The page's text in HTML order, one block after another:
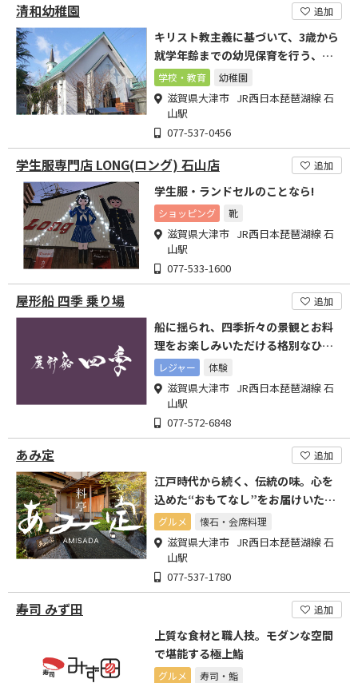
清和幼稚園 追加
キリスト教主義に基づいて、3歳から
就学年齢までの幼児保育を行う、学
校法人聖和学園
学校・教育 幼稚園
滋賀県大津市 JR西日本琵琶湖線 石
山駅
077-537-0456
学生服専門店 LONG(ロング) 石山店 追加
学生服・ランドセルのことなら!
ショッピング 靴
滋賀県大津市 JR西日本琵琶湖線 石
山駅
077-533-1600
屋形船 四季 乗り場 追加
船に揺られ、四季折々の景観とお料
理をお楽しみいただける格別なひと
ときを。
レジャー 体験
滋賀県大津市 JR西日本琵琶湖線 石
山駅
077-572-6848
あみ定 追加
江戸時代から続く、伝統の味。心を
込めた“おもてなし”をお届けいたし
ます。
グルメ 懐石・会席料理
滋賀県大津市 JR西日本琵琶湖線 石
山駅
077-537-1780
寿司 みず田 追加
上質な食材と職人技。モダンな空間
で堪能する極上鮨
グルメ 寿司・鮨